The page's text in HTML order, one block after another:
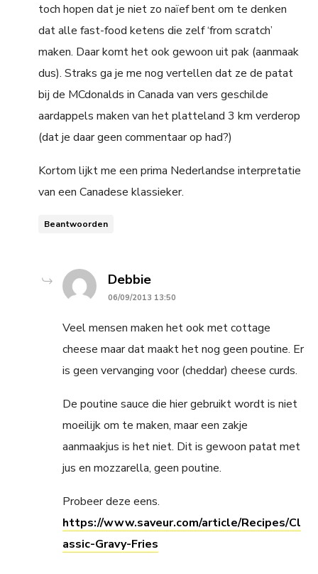
toch hopen dat je niet zo naïef bent om te denken
dat alle fast-food ketens die zelf ‘from scratch’
maken. Daar komt het ook gewoon uit pak (aanmaak
dus). Straks ga je me nog vertellen dat ze de patat
bij de MCdonalds in Canada van vers geschilde
aardappels maken van het platteland 3 km verderop
(dat je daar geen commentaar op had?)
Kortom lijkt me een prima Nederlandse interpretatie
van een Canadese klassieker.
Beantwoorden
Debbiesays:
06/09/2013 13:50
Veel mensen maken het ook met cottage
cheese maar dat maakt het nog geen poutine. Er
is geen vervanging voor (cheddar) cheese curds.
De poutine sauce die hier gebruikt wordt is niet
moeilijk om te maken, maar een zakje
aanmaakjus is het niet. Dit is gewoon patat met
jus en mozzarella, geen poutine.
Probeer deze eens.
https://www.saveur.com/article/Recipes/Cl
assic-Gravy-Fries